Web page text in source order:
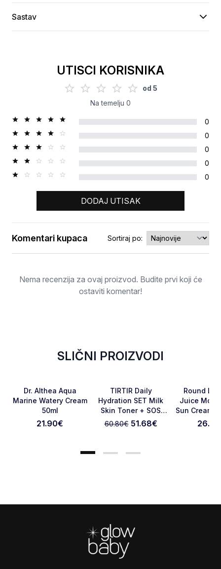
Sastav
UTISCI KORISNIKA
od 5
Na temelju 0
0
0
0
0
0
DODAJ UTISAK
Ocjena
Komentari kupaca Sortiraj po:
Nema recenzija za ovaj proizvod. Budite prvi koji će
ostaviti komentar!
SLIČNI PROIZVODI
Favorite
Dr. Althea Aqua
Marine Watery Cream
50ml
21.90€
Favorite
TIRTIR Daily
Hydration SET Milk
Skin Toner + SOS
Serum
60.80€ 51.68€
Round
Juice
Sun Cream
50 Ml
26.90